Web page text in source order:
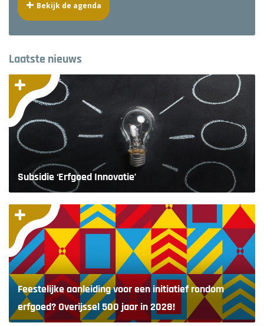
Bekijk de agenda
Laatste nieuws
Subsidie ‘Erfgoed Innovatie’
Feestelijke aanleiding voor een initiatief rondom
erfgoed? Overijssel 500 jaar in 2028!